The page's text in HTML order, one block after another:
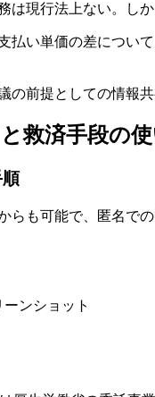
現行法上ない。し
払い単価の差につ
前提としての情報
救済手段の
らも可能で、匿名で
ンショット